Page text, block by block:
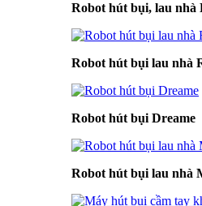
Robot hút bụi, lau nhà
Robot hút bụi lau nhà
Robot hút bụi Dreame
Robot hút bụi lau nhà